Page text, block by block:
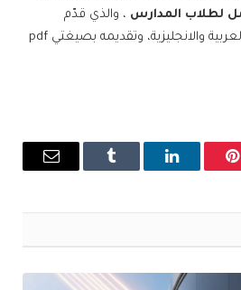
لطلاب المدارس ، والذي قدّم
موضوعًا متكامًلا باللغتين العربية والانجليزية، وتقديمه بصيغتي pdf
بينتيريستلينكدإن Tumblr
البريد